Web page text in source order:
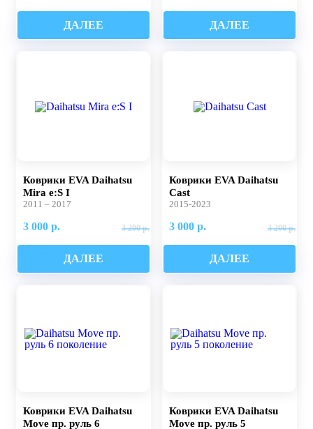
ДАЛЕЕ ДАЛЕЕ
Коврики EVA Daihatsu
Mira e:S I
2011 – 2017
3 000 р. 3 200 р.
ДАЛЕЕ
Коврики EVA Daihatsu
Сast
2015-2023
3 000 р. 3 200 р.
ДАЛЕЕ
Коврики EVA Daihatsu
Move пр. руль 6
Коврики EVA Daihatsu
Move пр. руль 5